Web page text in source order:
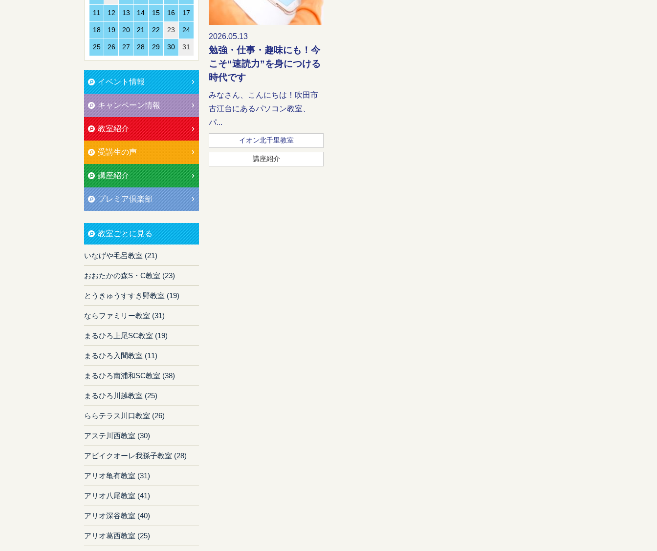
2026.05.13
勉強・仕事・趣味にも！今
こそ“速読力”を身につける
時代です
みなさん、こんにちは！吹田市
古江台にあるパソコン教室、
パ...
イオン北千里教室
講座紹介
11 12 13 14 15 16 17
18 19 20 21 22 23 24
25 26 27 28 29 30 31
イベント情報
キャンペーン情報
教室紹介
受講生の声
講座紹介
プレミア倶楽部
教室ごとに見る
いなげや毛呂教室 (21)
おおたかの森S・C教室 (23)
とうきゅうすすき野教室 (19)
ならファミリー教室 (31)
まるひろ上尾SC教室 (19)
まるひろ入間教室 (11)
まるひろ南浦和SC教室 (38)
まるひろ川越教室 (25)
ららテラス川口教室 (26)
アステ川西教室 (30)
アビイクオーレ我孫子教室 (28)
アリオ亀有教室 (31)
アリオ八尾教室 (41)
アリオ深谷教室 (40)
アリオ葛西教室 (25)